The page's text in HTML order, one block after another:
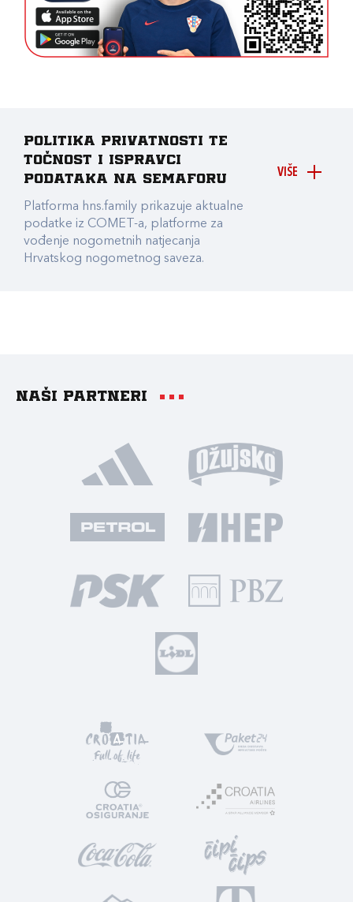
VIŠE
Politika privatnosti te
točnost i ispravci
podataka na Semaforu
Platforma hns.family prikazuje aktualne
podatke iz COMET-a, platforme za
vođenje nogometnih natjecanja
Hrvatskog nogometnog saveza.
Naši partneri